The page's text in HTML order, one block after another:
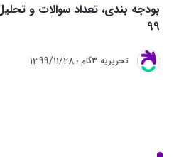
بودجه بندی، تعداد سوالات و
99
تحريريه 3گام 1399/11/28